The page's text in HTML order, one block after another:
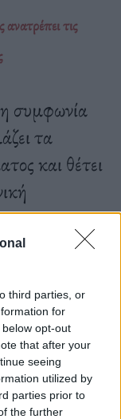
third parties, or
for
opt-out
that after your
seeing
utilized by
parties prior to
the further
τις
συμφωνία
τα
και θέτει